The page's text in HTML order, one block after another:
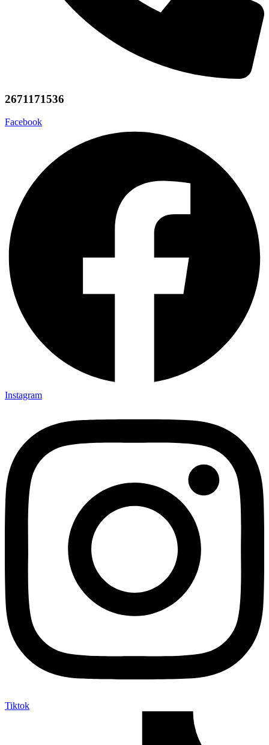
2671171536
Facebook
Instagram
Tiktok